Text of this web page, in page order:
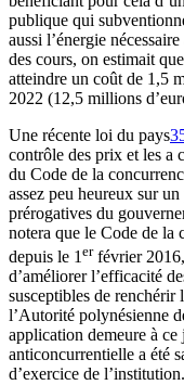
publique qui
aussi l’énergie
des cours, on estimait
atteindre un coût de 1,5
2022 (12,5 millions
Une récente loi du pays
contrôle des prix et les a
du Code de la
assez peu heureux sur
prérogatives du
notera que le Code de la
depuis le 1 erfévrier 2016,
d’améliorer l’efficacité
susceptibles de
l’Autorité polynésienne
application demeure à
anticoncurrentielle a été
d’exercice de l’institution.